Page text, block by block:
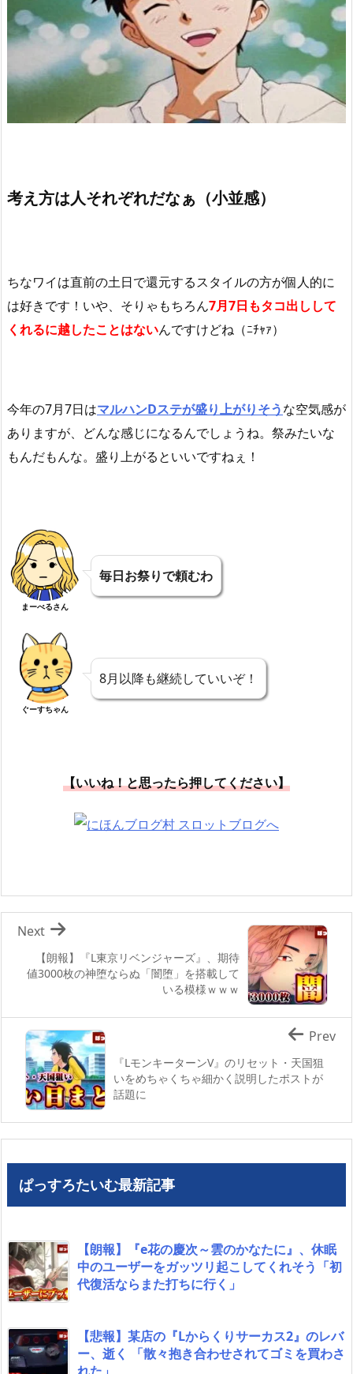
考え方は人それぞれだなぁ（小並感）
ちなワイは直前の土日で還元するスタイルの方が個人的に
は好きです！いや、そりゃもちろん7月7日もタコ出しして
くれるに越したことはないんですけどね（ﾆﾁｬｧ）
今年の7月7日はマルハンDステが盛り上がりそうな空気感が
ありますが、どんな感じになるんでしょうね。祭みたいな
もんだもんな。盛り上がるといいですねぇ！
まーべるさん
毎日お祭りで頼むわ
ぐーすちゃん
8月以降も継続していいぞ！
【いいね！と思ったら押してください】
【朗報】『L東京リベンジャーズ』、期待
値3000枚の神堕ならぬ「闇堕」を搭載して
いる模様ｗｗｗ
Next
『LモンキーターンV』のリセット・天国狙
いをめちゃくちゃ細かく説明したポストが
話題に
Prev
ぱっすろたいむ最新記事
【朗報】『e花の慶次～雲のかなたに』、休眠
中のユーザーをガッツリ起こしてくれそう「初
代復活ならまた打ちに行く」
【悲報】某店の『Lからくりサーカス2』のレバ
ー、逝く 「散々抱き合わせされてゴミを買わさ